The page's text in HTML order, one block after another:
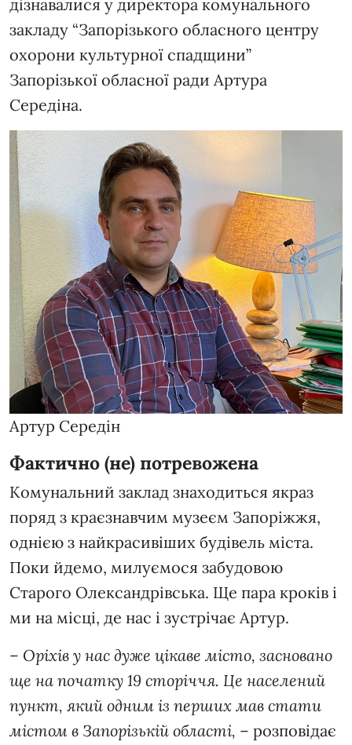
дізнавалися у директора комунального
закладу “Запорізького обласного центру
охорони культурної спадщини”
Запорізької обласної ради Артура
Середіна.
Артур Середін
Фактично (не) потревожена
Комунальний заклад знаходиться якраз
поряд з краєзнавчим музеєм Запоріжжя,
однією з найкрасивіших будівель міста.
Поки йдемо, милуємося забудовою
Старого Олександрівська. Ще пара кроків і
ми на місці, де нас і зустрічає Артур.
– Оріхів у нас дуже цікаве місто, засновано
ще на початку 19 сторіччя. Це населений
пункт, який одним із перших мав стати
містом в Запорізькій області, – розповідає